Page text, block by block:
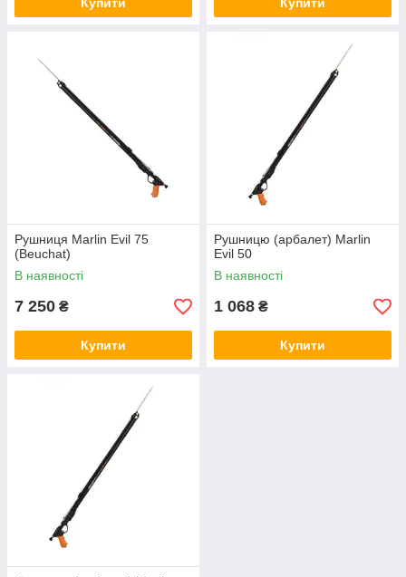
Рушниця Marlin Evil 75
(Beuchat)
В наявності
7 250 ₴
Купити
Рушницю (арбалет) Marlin
Evil 50
В наявності
1 068 ₴
Купити